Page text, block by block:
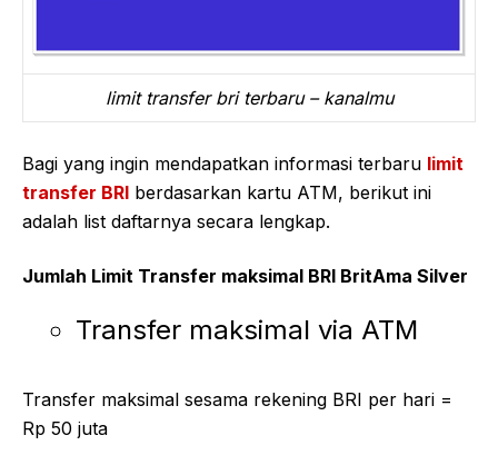
limit transfer bri terbaru – kanalmu
Bagi yang ingin mendapatkan informasi terbaru limit
transfer BRI berdasarkan kartu ATM, berikut ini
adalah list daftarnya secara lengkap.
Jumlah Limit Transfer maksimal BRI BritAma Silver
Transfer maksimal via ATM
Transfer maksimal sesama rekening BRI per hari =
Rp 50 juta